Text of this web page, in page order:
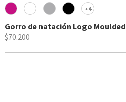
+4
Gorro de natación Logo Moulded
$70.200